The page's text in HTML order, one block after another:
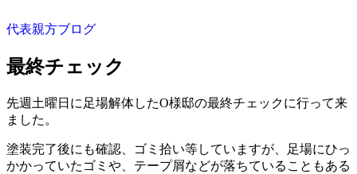
代表親方ブログ
最終チェック
先週土曜日に足場解体したO様邸の最終チェックに行って来
ました。
塗装完了後にも確認、ゴミ拾い等していますが、足場にひっ
かかっていたゴミや、テープ屑などが落ちていることもある